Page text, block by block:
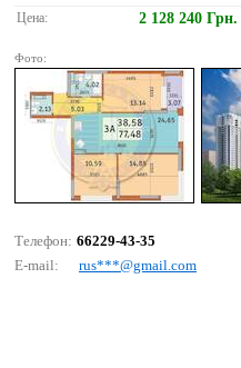
Цена: 2 128 240 Грн.
Фото:
Телефон: 66229-43-35
E-mail:
rus***@gmаil.соm